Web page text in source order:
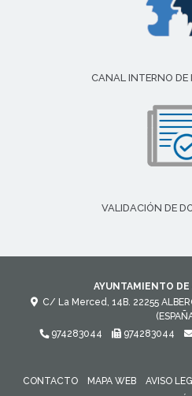
CANAL INTERNO DE
VALIDACIÓN DE
AYUNTAMIENTO DE
C/ La Merced, 14B. 22255
974283044
974283044
CONTACTO MAPA WEB AVISO